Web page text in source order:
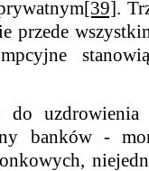
[39].
przede
do
banków -